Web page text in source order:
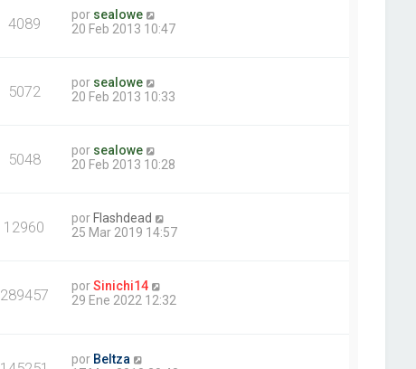
4089 por sealowe
20 Feb 2013 10:47
5072 por sealowe
20 Feb 2013 10:33
5048 por sealowe
20 Feb 2013 10:28
12960 por Flashdead
25 Mar 2019 14:57
289457 porSinichi14
29 Ene 2022 12:32
por Beltza